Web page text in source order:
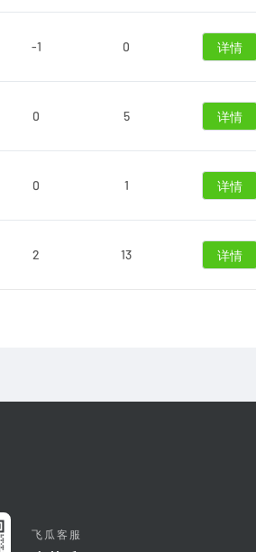
-1 0 详情
0 5 详情
0 1 详情
2 13 详情
飞瓜客服